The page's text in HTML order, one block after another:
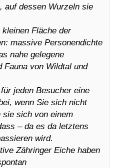
auf dessen Wurzeln sie
Fläche der
massive Personendichte
nahe gelegene
Fauna von Wildtal und
jeden Besucher eine
wenn Sie sich nicht
sie sich von einem
– da es da letztens
wird.
Zähringer Eiche haben